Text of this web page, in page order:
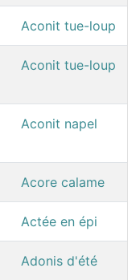
Aconit tue-loup
Aconit tue-loup
Aconit napel
Acore calame
Actée en épi
Adonis d'été